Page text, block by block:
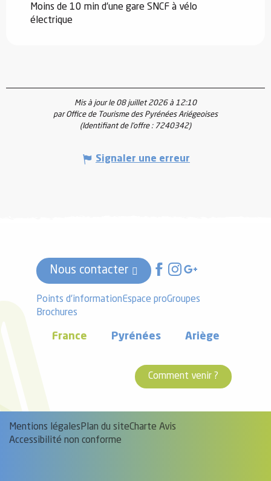
Moins de 10 min d'une gare SNCF à vélo
électrique
Mis à jour le 08 juillet 2026 à 12:10
par Office de Tourisme des Pyrénées Ariégeoises
(Identifiant de l'offre : 7240342)
Signaler une erreur
Nous contacter
Points d'informationEspace proGroupes
Brochures
France Pyrénées Ariège
Comment venir ?
Mentions légalesPlan du siteCharte Avis
Accessibilité non conforme